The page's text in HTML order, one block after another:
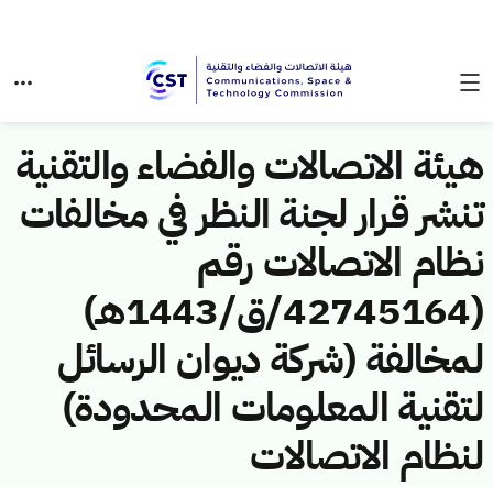
هيئة الاتصالات والفضاء والتقنية
تنشر قرار لجنة النظر في مخالفات
نظام الاتصالات رقم
(42745164/ق/1443هـ)
لمخالفة (شركة ديوان الرسائل
لتقنية المعلومات المحدودة)
لنظام الاتصالات